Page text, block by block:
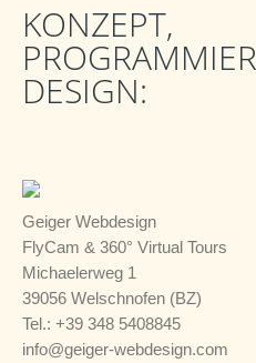
KONZEPT,
DESIGN:
Geiger Webdesign
FlyCam & 360° Virtual Tours
Michaelerweg 1
39056 Welschnofen (BZ)
Tel.: +39 348 5408845
info@geiger-webdesign.com